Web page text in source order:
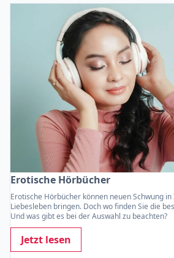
Erotische Hörbücher
Erotische Hörbücher können neuen Schwung
Liebesleben bringen. Doch wo finden Sie die
Und was gibt es bei der Auswahl zu beachten?
Jetzt lesen